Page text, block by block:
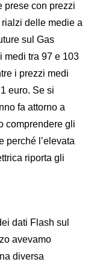
prese con prezzi
delle medie a
sul Gas
medi tra 97 e 103
i prezzi medi
euro. Se si
fa attorno a
comprendere gli
perché l’elevata
riporta gli
dati Flash sul
avevamo
diversa